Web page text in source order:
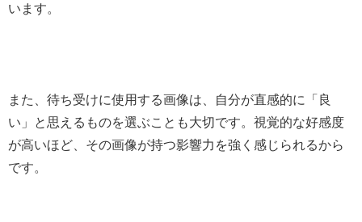
います。
また、待ち受けに使用する画像は、自分が直感的に「良
い」と思えるものを選ぶことも大切です。視覚的な好感度
が高いほど、その画像が持つ影響力を強く感じられるから
です。